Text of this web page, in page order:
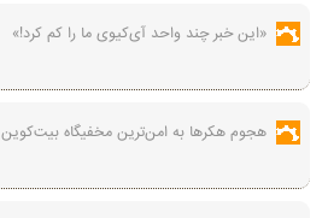
«این خبر چند واحد آی‌کیوی ما را کم کرد!»
هجوم هکرها به امن‌ترین مخفیگاه بیت‌کوین